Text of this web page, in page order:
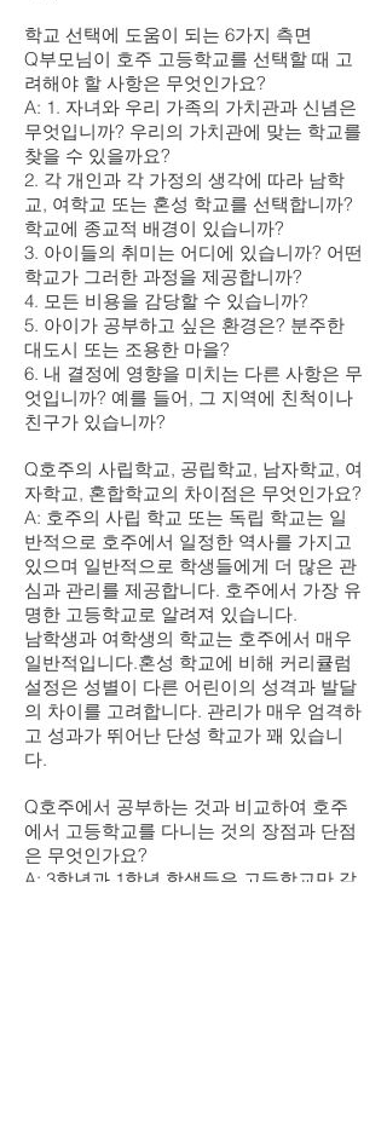
학교 선택에 도움이 되는 6가지 측면
Q부모님이 호주 고등학교를 선택할 때 고
려해야 할 사항은 무엇인가요?
A: 1. 자녀와 우리 가족의 가치관과 신념은
무엇입니까? 우리의 가치관에 맞는 학교를
찾을 수 있을까요?
2. 각 개인과 각 가정의 생각에 따라 남학
교, 여학교 또는 혼성 학교를 선택합니까?
학교에 종교적 배경이 있습니까?
3. 아이들의 취미는 어디에 있습니까? 어떤
학교가 그러한 과정을 제공합니까?
4. 모든 비용을 감당할 수 있습니까?
5. 아이가 공부하고 싶은 환경은? 분주한
대도시 또는 조용한 마을?
6. 내 결정에 영향을 미치는 다른 사항은 무
엇입니까? 예를 들어, 그 지역에 친척이나
친구가 있습니까?
Q호주의 사립학교, 공립학교, 남자학교, 여
자학교, 혼합학교의 차이점은 무엇인가요?
A: 호주의 사립 학교 또는 독립 학교는 일
반적으로 호주에서 일정한 역사를 가지고
있으며 일반적으로 학생들에게 더 많은 관
심과 관리를 제공합니다. 호주에서 가장 유
명한 고등학교로 알려져 있습니다.
남학생과 여학생의 학교는 호주에서 매우
일반적입니다.혼성 학교에 비해 커리큘럼
설정은 성별이 다른 어린이의 성격과 발달
의 차이를 고려합니다. 관리가 매우 엄격하
고 성과가 뛰어난 단성 학교가 꽤 있습니
다.
Q호주에서 공부하는 것과 비교하여 호주
에서 고등학교를 다니는 것의 장점과 단점
은 무엇인가요?
A: 3학년과 1학년 학생들은 고등학교만 갈